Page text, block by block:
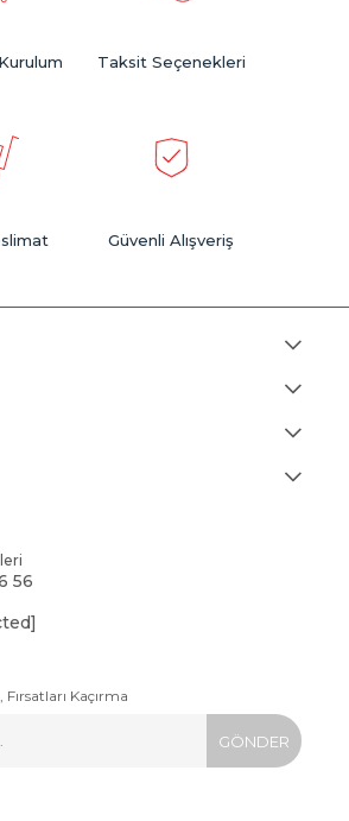
Taksit Seçenekleri
Güvenli Alışveriş
56
Kaçırma
GÖNDER